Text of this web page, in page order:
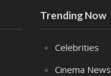
Trending Now
Celebrities
Cinema News